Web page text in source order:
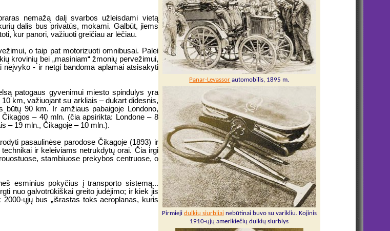
Panar-Levassor automobilis, 1895 m.
Pirmieji dulkių siurbliainebūtinai buvo su varikliu. Kojinis
1910-ųjų amerikiečių dulkių siurblys
nemažą dalį svarbos užleisdami vietą
dalis bus privatūs, mokami. Galbūt, jiems
kur panori, važiuoti greičiau ar lėčiau.
o taip pat motorizuoti omnibusai. Palei
krovinių bei „masiniam“ žmonių pervežimui,
- ir netgi bandoma aplamai atsisakyti
patogaus gyvenimui miesto spindulys yra
km, važiuojant su arkliais – dukart didesnis,
būtų 90 km. Ir amžiaus pabaigoje Londono,
– 40 mln. (čia apsirikta: Londone – 8
– 19 mln., Čikagoje – 10 mln.).
pasaulinėse parodose Čikagoje (1893) ir
ir keleiviams netrukdytų orai. Čia irgi
stambiuose prekybos centruose, o
esminius pokyčius į transporto sistemą...
nuo galvotrūkiškai greito judėjimo; ir kiek jis
ųjų bus „išrastas toks aeroplanas, kuris